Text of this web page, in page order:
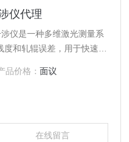
仪代理
仪是一种多维激光测量系
和轧辊误差，用于快速机
品价格： 面议
在线留言